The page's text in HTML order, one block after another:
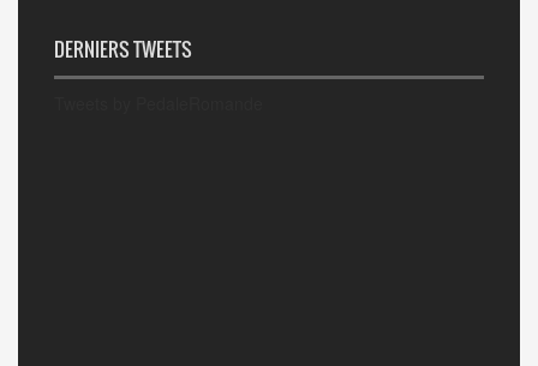
DERNIERS TWEETS